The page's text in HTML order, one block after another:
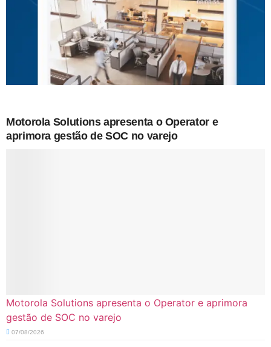
Motorola Solutions apresenta o Operator e
aprimora gestão de SOC no varejo
Motorola Solutions apresenta o Operator e aprimora
gestão de SOC no varejo
07/08/2026